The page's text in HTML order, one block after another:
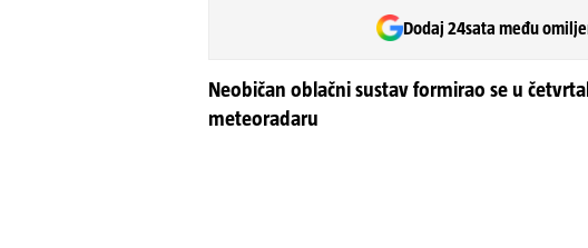
Dodaj 24sata među
Neobičan oblačni sustav formirao se u
meteoradaru